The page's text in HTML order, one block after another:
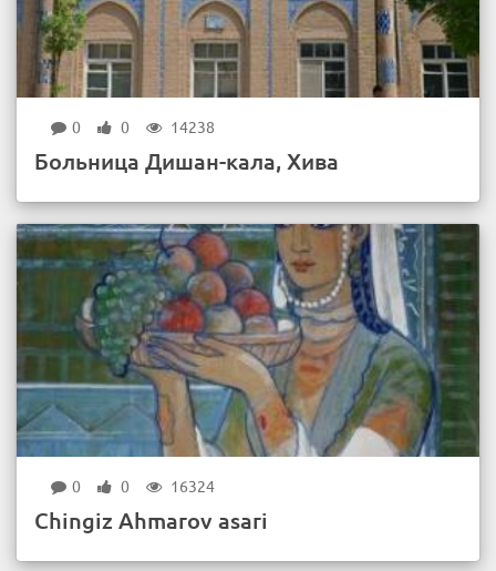
0 0 14238
Больница Дишан-кала, Хива
0 0 16324
Chingiz Ahmarov asari